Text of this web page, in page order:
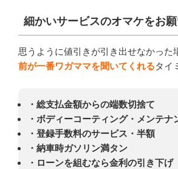
細かいサービスのオマケをお
思うように値引きが引き出せなかった
前が一番ワガママを聞いてくれるタイ
・総支払金額からの端数切捨て
・ボディーコーティング・メンテナ
・登録手数料のサービス・半額
・納車時ガソリン満タン
・ローンを組むなら金利の引き下げ